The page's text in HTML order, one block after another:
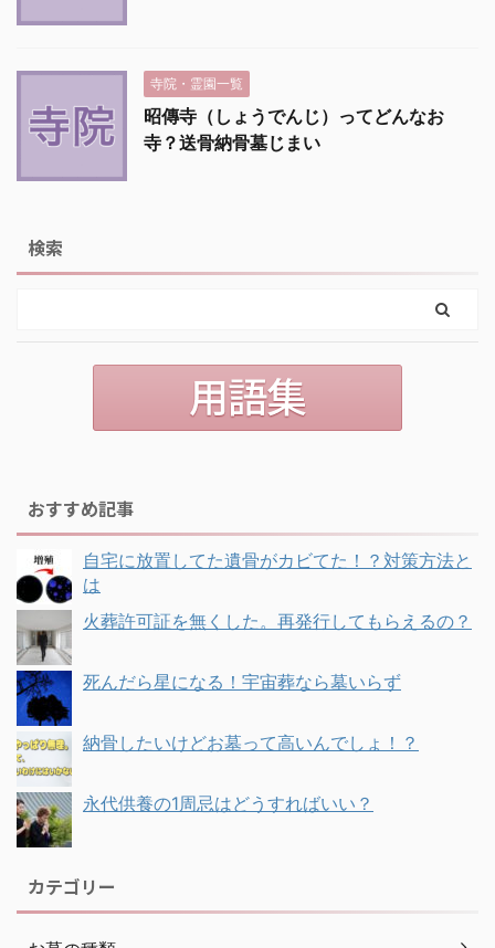
寺院・霊園一覧
昭傳寺（しょうでんじ）ってどんなお
寺？送骨納骨墓じまい
検索
おすすめ記事
自宅に放置してた遺骨がカビてた！？対策方法と
は
火葬許可証を無くした。再発行してもらえるの？
死んだら星になる！宇宙葬なら墓いらず
納骨したいけどお墓って高いんでしょ！？
永代供養の1周忌はどうすればいい？
カテゴリー